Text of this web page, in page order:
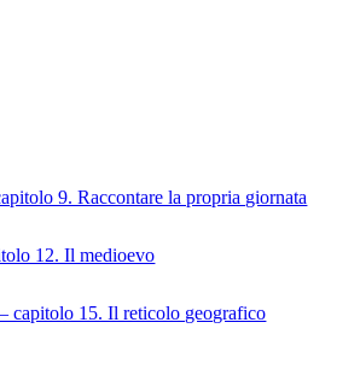
9. Raccontare la propria giornata
12. Il medioevo
capitolo 15. Il reticolo geografico